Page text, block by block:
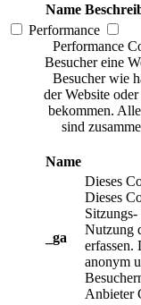
Name
Performance
Performance
Besucher eine
Besucher wie
der Website
bekommen.
sind
Name
_ga
Dieses
Dieses
Nutzung
erfassen.
anonym
Anbieter